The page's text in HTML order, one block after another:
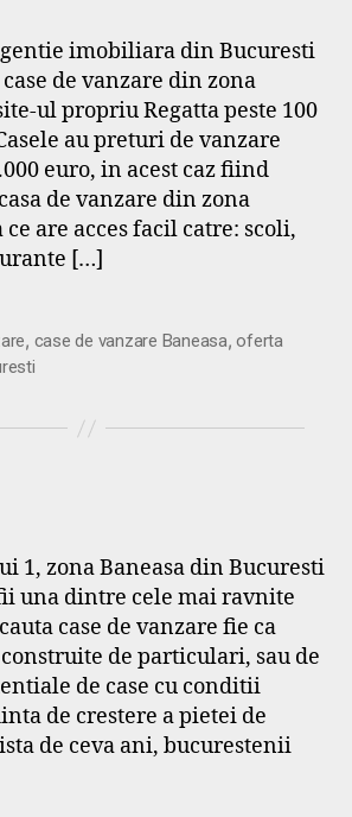
imobiliara din Bucuresti
de vanzare din zona
ul propriu Regatta peste 100
au preturi de vanzare
euro, in acest caz fiind
de vanzare din zona
are acces facil catre: scoli,
[…]
, case de vanzare Baneasa,oferta
1, zona Baneasa din Bucuresti
una dintre cele mai ravnite
case de vanzare fie ca
de particulari, sau de
de case cu conditii
de crestere a pietei de
de ceva ani, bucurestenii